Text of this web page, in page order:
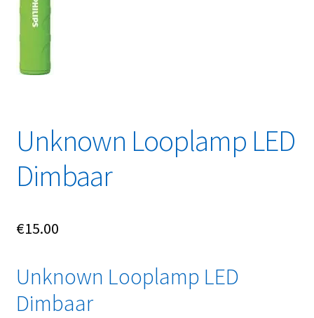
Unknown Looplamp LED
Dimbaar
€15.00
Unknown Looplamp LED
Dimbaar